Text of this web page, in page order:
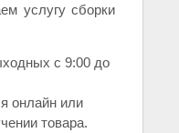
услугу сборки
с 9:00 до
онлайн или
товара.